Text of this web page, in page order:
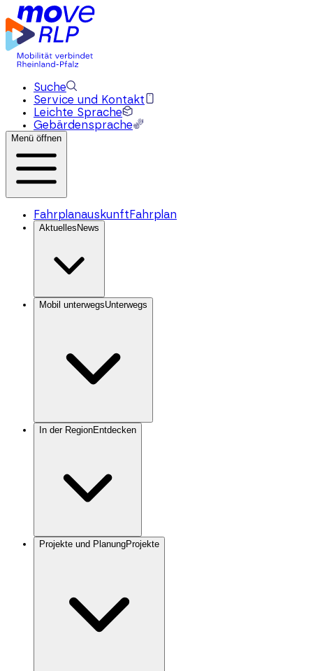
Suche
Service und Kontakt
Leichte Sprache
Gebärdensprache
Menü öffnen
Fahrplanauskunft Fahrplan
Aktuelles News
Mobil unterwegsUnterwegs
In der RegionEntdecken
Projekte und PlanungProjekte